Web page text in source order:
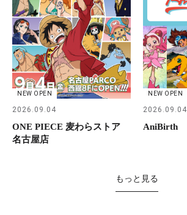
NEW OPEN
2026.09.04
ONE PIECE 麦わらストア
名古屋店
NEW OPEN
2026.09.04
AniBirth
もっと見る